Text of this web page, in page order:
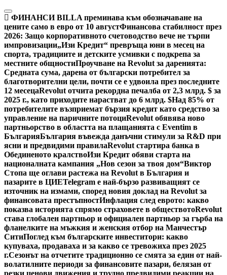
Skip
to
content
ФИНАНСИ BILLA преминава към обозначаване на
цените само в евро от 10 августФинансова стабилност през
2026: Защо корпоративното счетоводство вече не търпи
импровизации„Изи Кредит“ превръща юни в месец на
спорта, традициите и детските усмивки с подкрепа за
местните общностиПроучване на Revolut за даренията:
Средната сума, дарена от български потребител за
благотворителни цели, почти се е удвоила през последните
12 месецаRevolut отчита рекордна печалба от 2,3 млрд. $ за
2025 г., като приходите нарастват до 6 млрд. $Над 85% от
потребителите възприемат бързия кредит като средство за
управление на паричните потоциRevolut обявява ново
партньорство в областта на плащанията с Eventim в
БългарияБългария въвежда данъчни стимули за R&D при
ясни и предвидими правилаRevolut стартира банка в
Обединеното кралствоИзи Кредит обяви старта на
националната кампания „Нов сезон за твоя дом“Виктор
Стопа ще оглави растежа на Revolut в България и
пазарите в ЦИЕTelegram е най-бързо развиващият се
източник на измами, според новия доклад на Revolut за
финансовата престъпностИнфлация след еврото: какво
показва историята спрямо страховете в обществотоRevolut
става глобален партньор и официален партньор за гърба на
фланелките на мъжкия и женския отбор на Манчестър
СитиПоглед към българските инвеститори: какво
купуваха, продаваха и за какво се тревожиха през 2025
г.Сезонът на отчетите традиционно се смята за един от най-
волатилните периоди за финансовите пазари, белязан от
резки ценови движения и трудно предвидими реакции на